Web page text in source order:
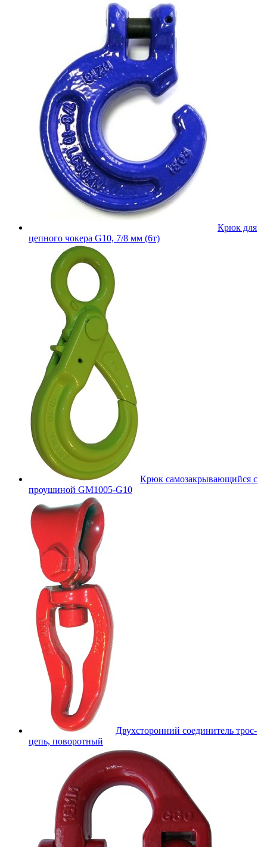
Крюк для
цепного чокера G10, 7/8 мм (6т)
Крюк самозакрывающийся с
проушиной GM1005-G10
Двухсторонний соединитель трос-
цепь, поворотный